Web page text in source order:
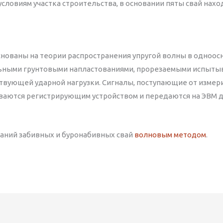
участка строительства, в основании пяты свай
на теории распространения упругой волны в
грунтовыми напластованиями, прорезаемыми
ударной нагрузки. Сигналы, поступающие от
регистрирующим устройством и передаются на
забивных и буронабивных свай волновым методом.